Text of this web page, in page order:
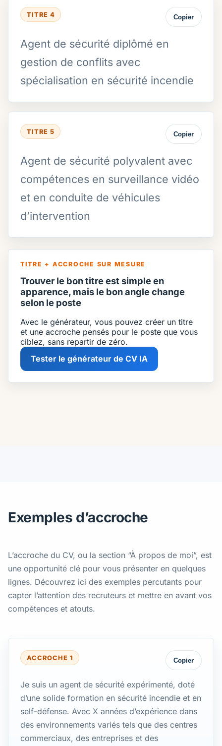
TITRE 4 Copier
Agent de sécurité diplômé en
gestion de conflits avec
spécialisation en sécurité incendie
TITRE 5 Copier
Agent de sécurité polyvalent avec
compétences en surveillance vidéo
et en conduite de véhicules
d’intervention
TITRE + ACCROCHE SUR MESURE
Trouver le bon titre est simple en
apparence, mais le bon angle change
selon le poste
Avec le générateur, vous pouvez créer un titre
et une accroche pensés pour le poste que vous
ciblez, sans repartir de zéro.
Tester le générateur de CV IA
Exemples d’accroche
L’accroche du CV, ou la section “À propos de moi”, est
une opportunité clé pour vous présenter en quelques
lignes. Découvrez ici des exemples percutants pour
capter l’attention des recruteurs et mettre en avant vos
compétences et atouts.
ACCROCHE 1 Copier
Je suis un agent de sécurité expérimenté, doté
d’une solide formation en sécurité incendie et en
self-défense. Avec X années d’expérience dans
des environnements variés tels que des centres
commerciaux, des entreprises et des